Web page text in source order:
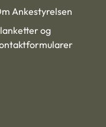
Ankestyrelsen
og